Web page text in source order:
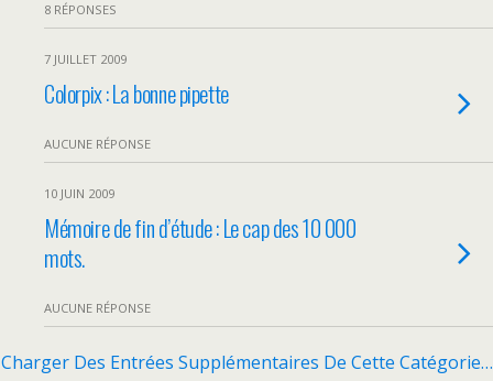
8 RÉPONSES
7 JUILLET 2009
Colorpix : La bonne pipette
AUCUNE RÉPONSE
10 JUIN 2009
Mémoire de fin d’étude : Le cap des 10 000
mots.
AUCUNE RÉPONSE
Charger Des Entrées Supplémentaires De Cette Catégorie…